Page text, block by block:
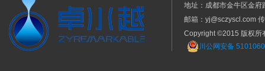
地址：成都市金牛区金
邮箱：yj@sczyscl.com
Copyright ©2015 版权所
川公网安备